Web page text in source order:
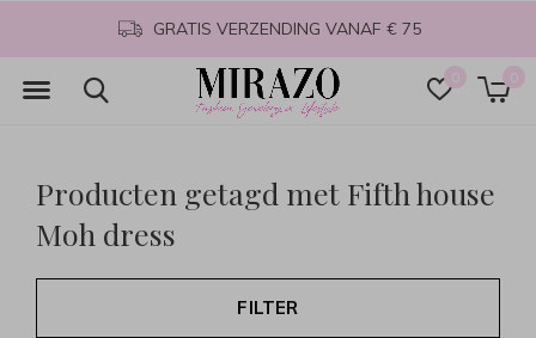
0 0
GRATIS VERZENDING VANAF € 75
Producten getagd met Fifth house
Moh dress
FILTER